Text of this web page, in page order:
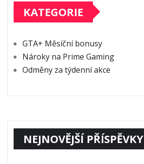
KATEGORIE
GTA+ Měsíční bonusy
Nároky na Prime Gaming
Odměny za týdenní akce
NEJNOVĚJŠÍ PŘÍSPĚVKY